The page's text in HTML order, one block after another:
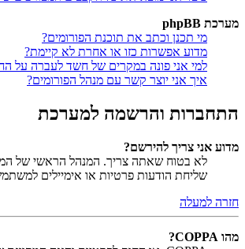
מערכת phpBB
מי תכנן וכתב את תוכנת הפורומים?
מדוע אפשרות כזו או אחרת לא קיימת?
למי אני פונה במקרים של חשד לעברה על
איך אני יוצר קשר עם מנהל הפורומים?
התחברות והרשמה למערכת
מדוע אני צריך להירשם?
לא בטוח שאתה צריך. המנהל הראשי של
שליחת הודעות פרטיות או אימיילים
חזרה למעלה
מהו COPPA?